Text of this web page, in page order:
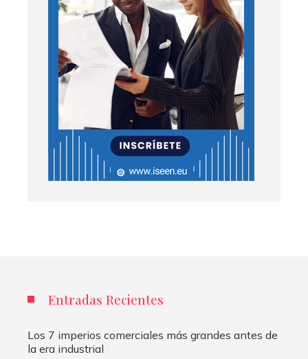
Entradas Recientes
Los 7 imperios comerciales más grandes antes de
la era industrial